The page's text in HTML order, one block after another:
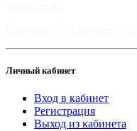
Личный кабинет
Вход в кабинет
Регистрация
Выход из кабинета